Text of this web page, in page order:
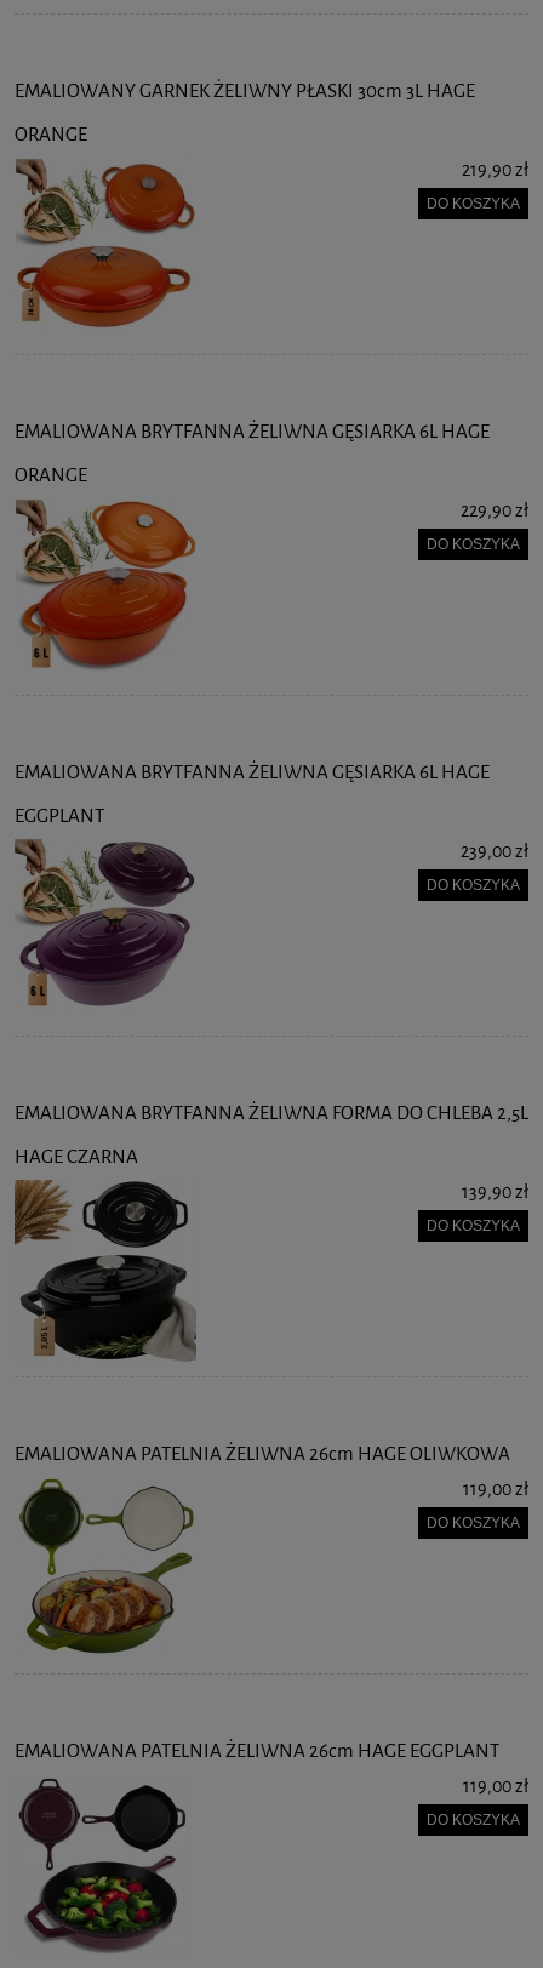
EMALIOWANY GARNEK ŻELIWNY PŁASKI 30cm 3L HAGE
ORANGE
219,90 zł
DO KOSZYKA
EMALIOWANA BRYTFANNA ŻELIWNA GĘSIARKA 6L HAGE
ORANGE
229,90 zł
DO KOSZYKA
EMALIOWANA BRYTFANNA ŻELIWNA GĘSIARKA 6L HAGE
EGGPLANT
239,00 zł
DO KOSZYKA
EMALIOWANA BRYTFANNA ŻELIWNA FORMA DO CHLEBA 2,5L
HAGE CZARNA
139,90 zł
DO KOSZYKA
EMALIOWANA PATELNIA ŻELIWNA 26cm HAGE OLIWKOWA
119,00 zł
DO KOSZYKA
EMALIOWANA PATELNIA ŻELIWNA 26cm HAGE EGGPLANT
119,00 zł
DO KOSZYKA